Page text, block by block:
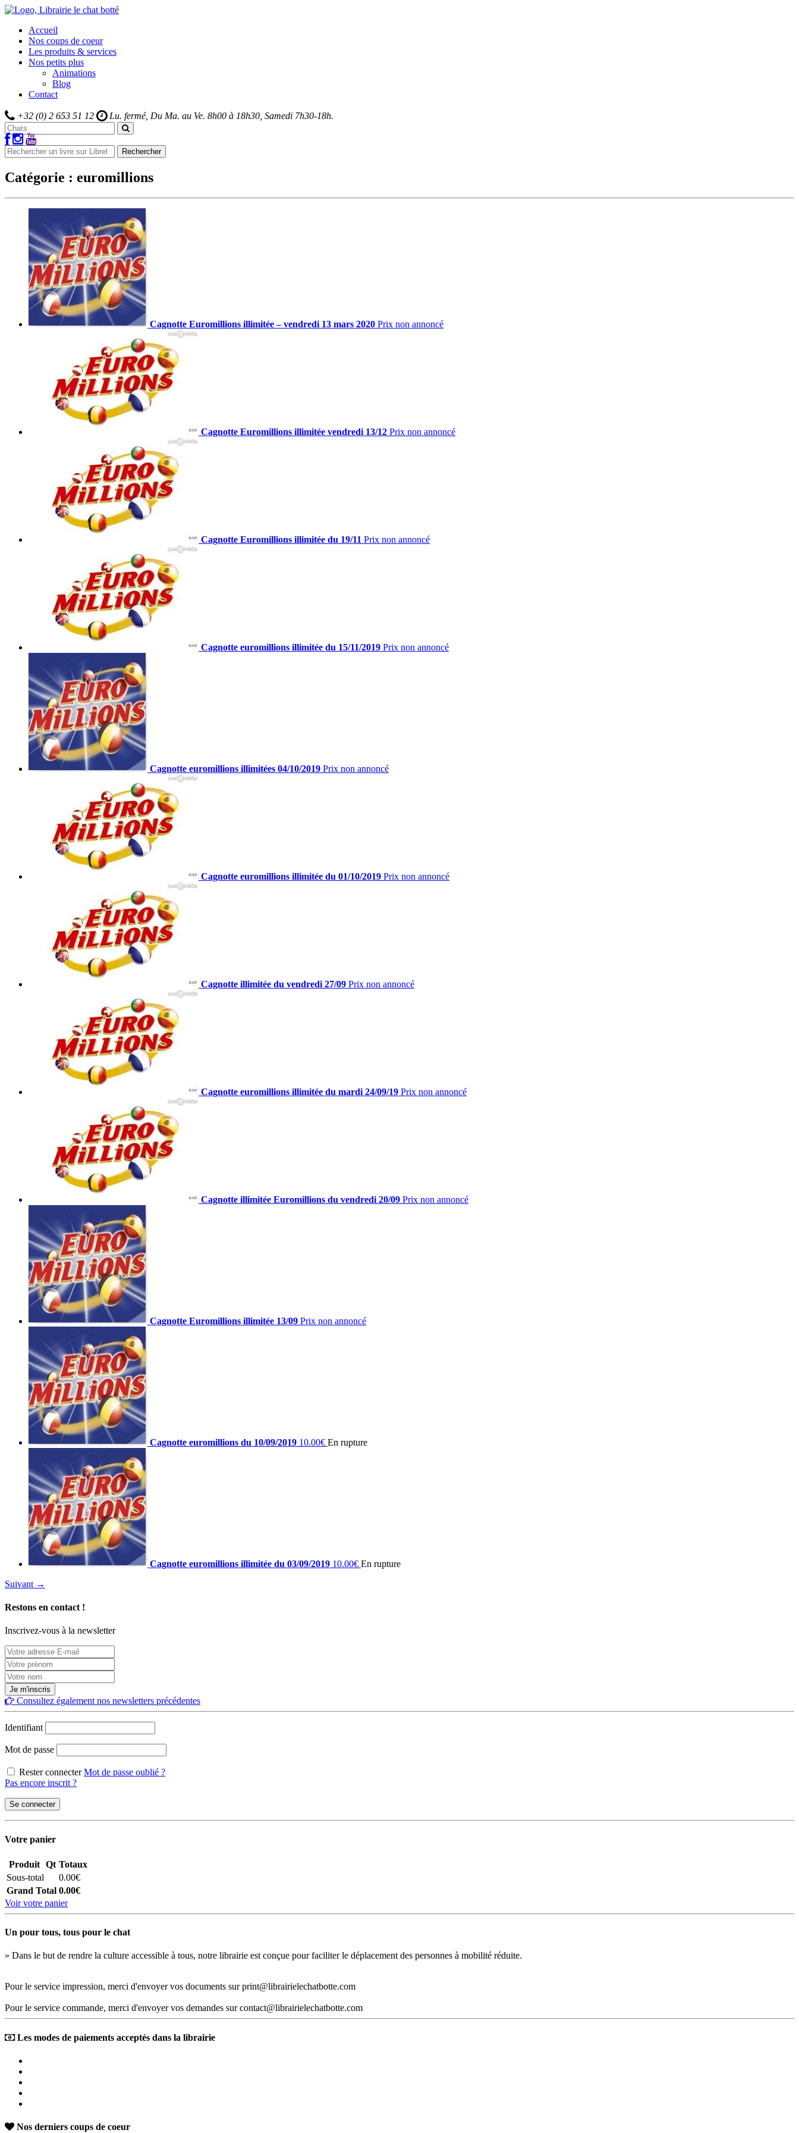
Accueil
Nos coups de coeur
Les produits & services
Nos petits plus
Animations
Blog
Contact
+32 (0) 2 653 51 12 Lu. fermé, Du Ma. au Ve. 8h00 à 18h30, Samedi 7h30-18h.
Rechercher
Catégorie : euromillions
Cagnotte Euromillions illimitée – vendredi 13 mars 2020 Prix non annoncé
Cagnotte Euromillions illimitée vendredi 13/12 Prix non annoncé
Cagnotte Euromillions illimitée du 19/11 Prix non annoncé
Cagnotte euromillions illimitée du 15/11/2019 Prix non annoncé
Cagnotte euromillions illimitées 04/10/2019 Prix non annoncé
Cagnotte euromillions illimitée du 01/10/2019 Prix non annoncé
Cagnotte illimitée du vendredi 27/09 Prix non annoncé
Cagnotte euromillions illimitée du mardi 24/09/19 Prix non annoncé
Cagnotte illimitée Euromillions du vendredi 20/09 Prix non annoncé
Cagnotte Euromillions illimitée 13/09 Prix non annoncé
Cagnotte euromillions du 10/09/2019 10.00€ En rupture
Cagnotte euromillions illimitée du 03/09/2019 10.00€ En rupture
Suivant →
Restons en contact !
Inscrivez-vous à la newsletter
Consultez également nos newsletters précédentes
Identifiant
Mot de passe
Rester connecter Mot de passe oublié ?
Pas encore inscrit ?
Votre panier
Produit Qt Totaux
Sous-total
0.00€
Grand Total 0.00€
Voir votre panier
Un pour tous, tous pour le chat
» Dans le but de rendre la culture accessible à tous, notre librairie est conçue pour faciliter le déplacement des personnes à mobilité réduite.
Pour le service impression, merci d'envoyer vos documents sur print@librairielechatbotte.com
Pour le service commande, merci d'envoyer vos demandes sur contact@librairielechatbotte.com
Les modes de paiements acceptés dans la librairie
Nos derniers coups de coeur